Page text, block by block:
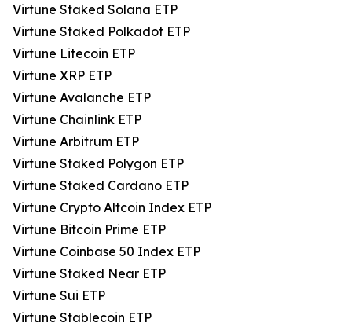
Virtune Staked Solana ETP
Virtune Staked Polkadot ETP
Virtune Litecoin ETP
Virtune XRP ETP
Virtune Avalanche ETP
Virtune Chainlink ETP
Virtune Arbitrum ETP
Virtune Staked Polygon ETP
Virtune Staked Cardano ETP
Virtune Crypto Altcoin Index ETP
Virtune Bitcoin Prime ETP
Virtune Coinbase 50 Index ETP
Virtune Staked Near ETP
Virtune Sui ETP
Virtune Stablecoin ETP